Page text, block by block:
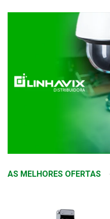
AS MELHORES OFERTAS